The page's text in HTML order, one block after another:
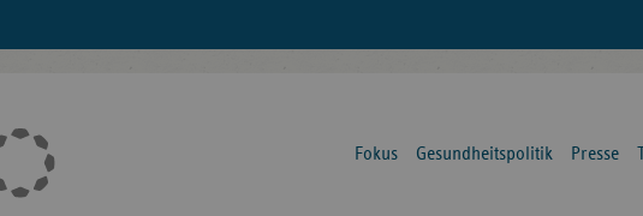
Fokus Gesundheitspolitik Presse